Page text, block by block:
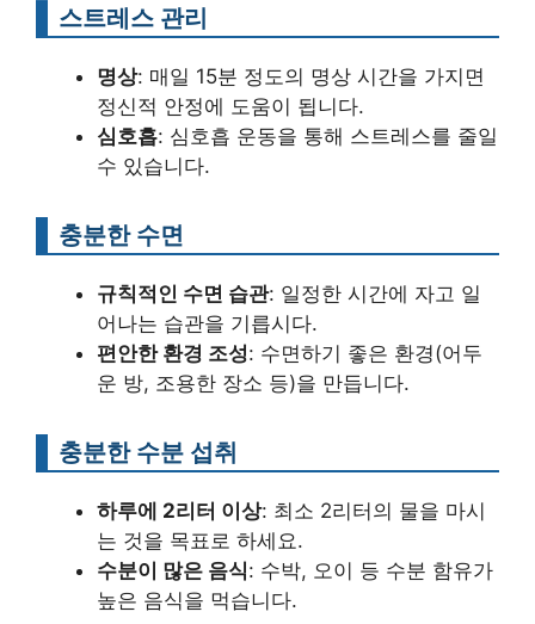
스트레스 관리
명상: 매일 15분 정도의 명상 시간을 가지면
정신적 안정에 도움이 됩니다.
심호흡: 심호흡 운동을 통해 스트레스를 줄일
수 있습니다.
충분한 수면
규칙적인 수면 습관: 일정한 시간에 자고 일
어나는 습관을 기릅시다.
편안한 환경 조성: 수면하기 좋은 환경(어두
운 방, 조용한 장소 등)을 만듭니다.
충분한 수분 섭취
하루에 2리터 이상: 최소 2리터의 물을 마시
는 것을 목표로 하세요.
수분이 많은 음식: 수박, 오이 등 수분 함유가
높은 음식을 먹습니다.